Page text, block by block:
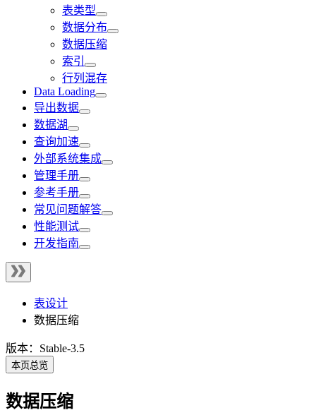
表类型
数据分布
数据压缩
索引
行列混存
Data Loading
导出数据
数据湖
查询加速
外部系统集成
管理手册
参考手册
常见问题解答
性能测试
开发指南
表设计
数据压缩
版本：Stable-3.5
本页总览
数据压缩